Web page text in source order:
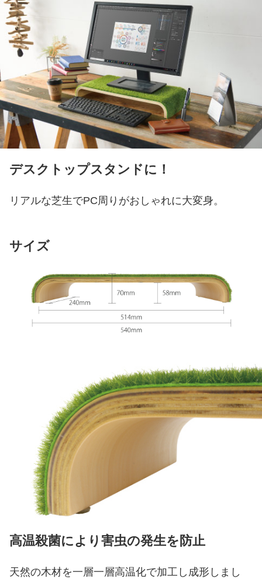
デスクトップスタンドに！
リアルな芝生でPC周りがおしゃれに大変身。
サイズ
高温殺菌により害虫の発生を防止
天然の木材を一層一層高温化で加工し成形しまし